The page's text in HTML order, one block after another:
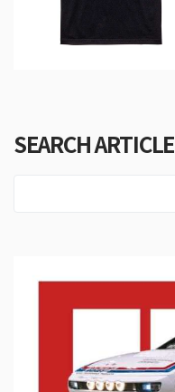
SEARCH ARTICLE